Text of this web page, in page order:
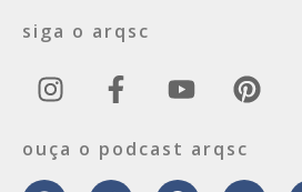
siga o arqsc
ouça o podcast arqsc